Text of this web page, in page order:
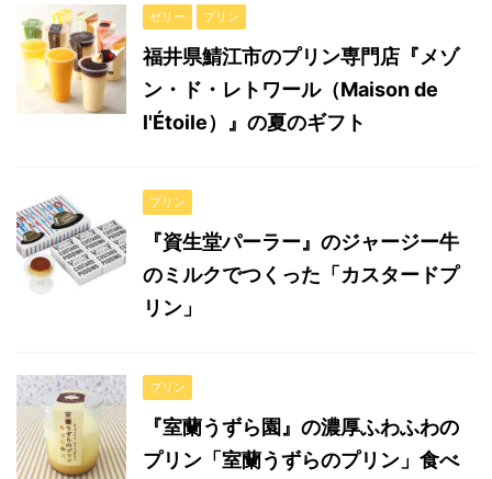
ゼリー プリン
福井県鯖江市のプリン専門店『メゾ
ン・ド・レトワール（Maison de
l'Étoile）』の夏のギフト
プリン
『資生堂パーラー』のジャージー牛
のミルクでつくった「カスタードプ
リン」
プリン
『室蘭うずら園』の濃厚ふわふわの
プリン「室蘭うずらのプリン」食べ